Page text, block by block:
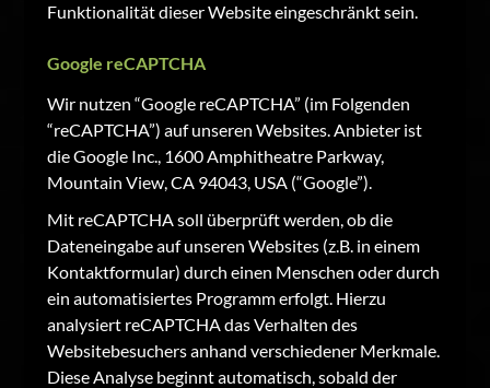
Funktionalität dieser Website eingeschränkt sein.
Google reCAPTCHA
Wir nutzen “Google reCAPTCHA” (im Folgenden
“reCAPTCHA”) auf unseren Websites. Anbieter ist
die Google Inc., 1600 Amphitheatre Parkway,
Mountain View, CA 94043, USA (“Google”).
Mit reCAPTCHA soll überprüft werden, ob die
Dateneingabe auf unseren Websites (z.B. in einem
Kontaktformular) durch einen Menschen oder durch
ein automatisiertes Programm erfolgt. Hierzu
analysiert reCAPTCHA das Verhalten des
Websitebesuchers anhand verschiedener Merkmale.
Diese Analyse beginnt automatisch, sobald der